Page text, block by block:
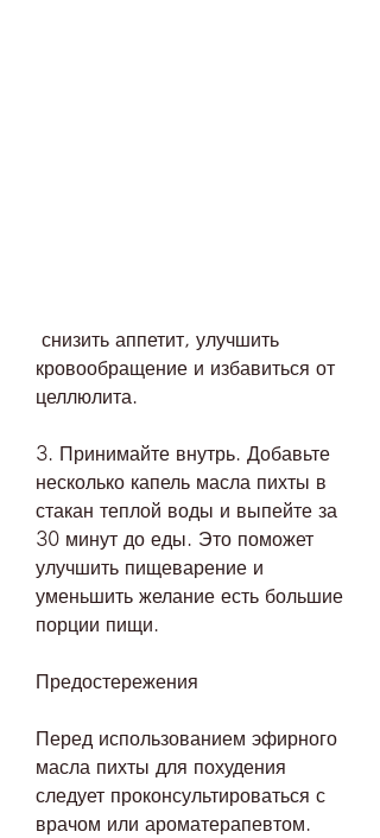
кровообращение и избавиться от
целлюлита.
3. Принимайте внутрь. Добавьте
несколько капель масла пихты в
стакан теплой воды и выпейте за
30 минут до еды. Это поможет
улучшить пищеварение и
уменьшить желание есть большие
порции пищи.
Предостережения
Перед использованием эфирного
масла пихты для похудения
следует проконсультироваться с
врачом или ароматерапевтом.